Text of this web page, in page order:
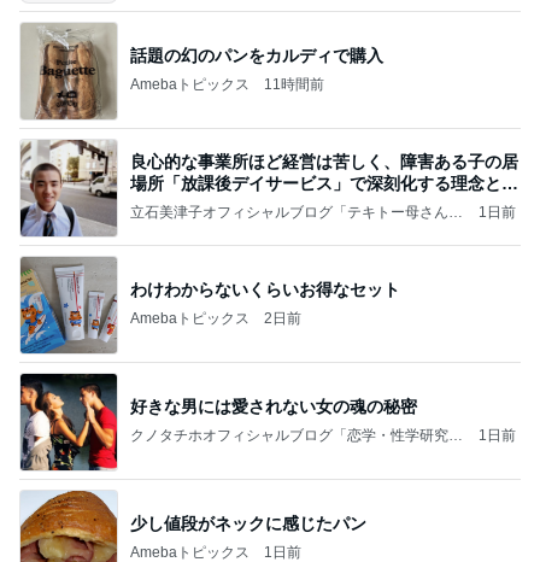
話題の幻のパンをカルディで購入
Amebaトピックス 11時間前
良心的な事業所ほど経営は苦しく、障害ある子の居
場所「放課後デイサービス」で深刻化する理念と現
実の
立石美津子オフィシャルブログ「テキトー母さんの
1日前
わけわからないくらいお得なセット
Amebaトピックス 2日前
好きな男には愛されない女の魂の秘密
クノタチホオフィシャルブログ「恋学・性学研究
1日前
少し値段がネックに感じたパン
Amebaトピックス 1日前